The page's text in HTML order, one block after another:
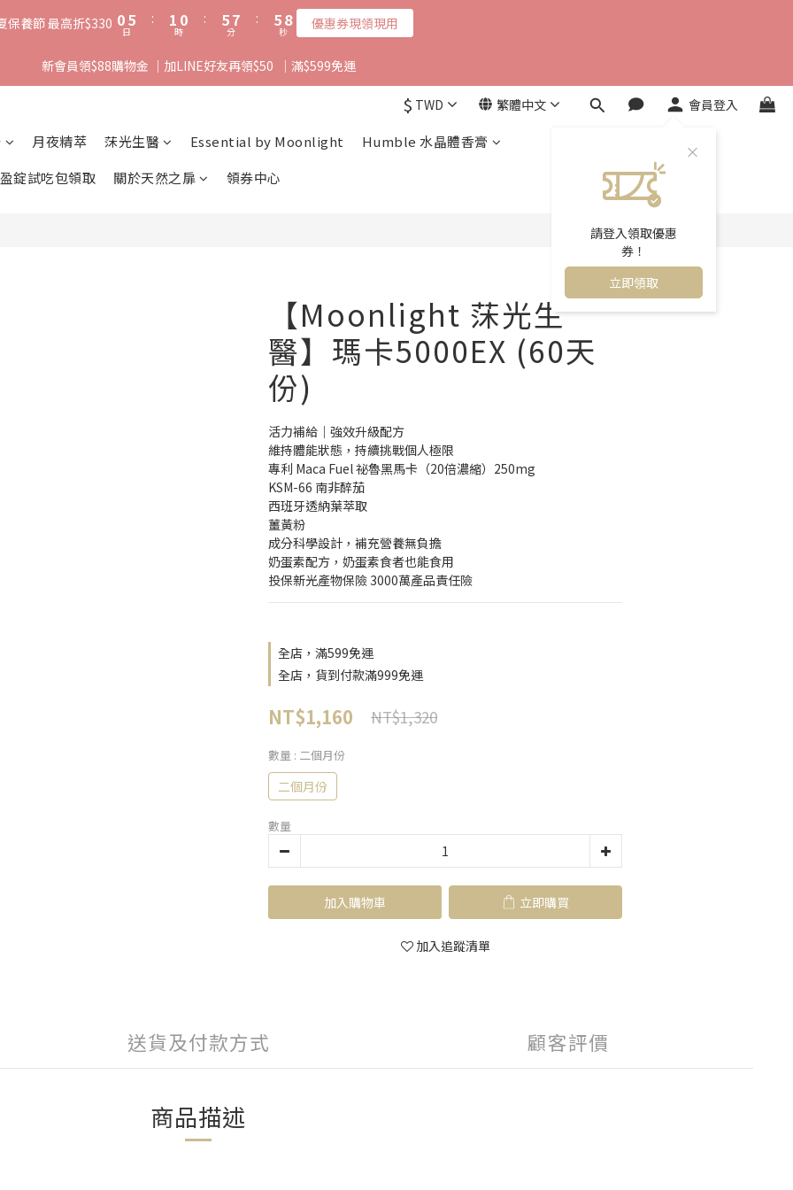
保養節 最高折$330 05
4
3
2
日
:
1
0
0
時
:
5
4
3
2
7
6
5
4
1
分
:
5
4
7
6
5
4
1
秒 優惠券現領現用
新會員領$88購物金 ｜加LINE好友再領$50  ｜滿$599免運
$ TWD 繁體中文 會員登入
請登入領取優惠
券！
立即領取
月夜精萃 莯光生醫 Essential by Moonlight
Humble 水晶體香膏
錠試吃包領取
關於天然之扉 領券中心
【Moonlight 莯光生
醫】瑪卡5000EX (60天
份)
活力補給｜強效升級配方
維持體能狀態，持續挑戰個人極限
專利 Maca Fuel 祕魯黑馬卡（20倍濃縮）250mg
KSM-66 南非醉茄
西班牙透納葉萃取
薑黃粉
成分科學設計，補充營養無負擔
奶蛋素配方，奶蛋素食者也能食用
投保新光產物保險 3000萬產品責任險
全店，滿599免運
全店，貨到付款滿999免運
NT$1,320
NT$1,160
數量 : 二個月份
二個月份
數量
加入購物車 立即購買
加入追蹤清單
送貨及付款方式 顧客評價
商品描述
立即購買